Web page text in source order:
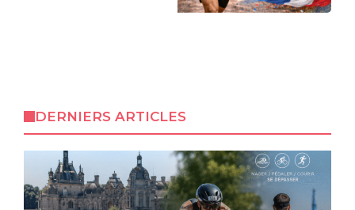
DERNIERS ARTICLES